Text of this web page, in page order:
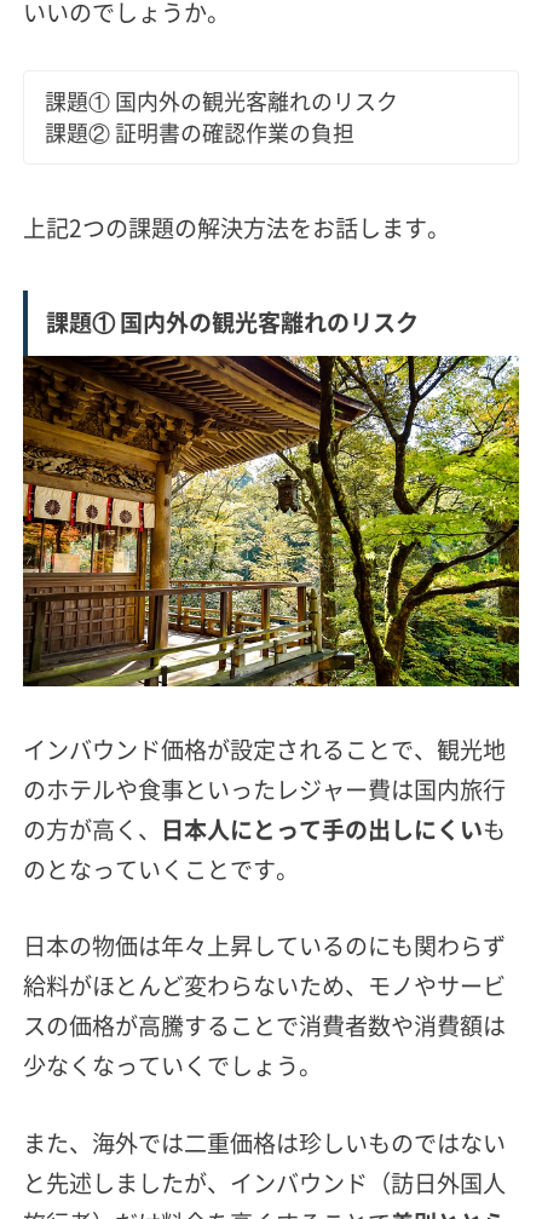
いいのでしょうか。
課題① 国内外の観光客離れのリスク
課題② 証明書の確認作業の負担
上記2つの課題の解決方法をお話します。
課題① 国内外の観光客離れのリスク
インバウンド価格が設定されることで、観光地
のホテルや食事といったレジャー費は国内旅行
の方が高く、
日本人にとって手の出しにくいも
のとなっていくことです。
日本の物価は年々上昇しているのにも関わらず
給料がほとんど変わらないため、モノやサービ
スの価格が高騰することで消費者数や消費額は
少なくなっていくでしょう。
また、海外では二重価格は珍しいものではない
と先述しましたが、 インバウンド（訪日外国人